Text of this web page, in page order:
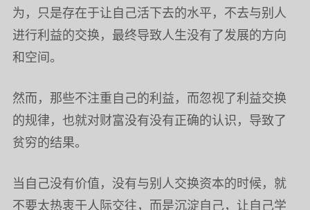
为，只是存在于让自己活下去的水平，不去与别人
进行利益的交换，最终导致人生没有了发展的方向
和空间。
然而，那些不注重自己的利益，而忽视了利益交换
的规律，也就对财富没有没有正确的认识，导致了
贫穷的结果。
当自己没有价值，没有与别人交换资本的时候，就
不要太热衷于人际交往，而是沉淀自己，让自己学